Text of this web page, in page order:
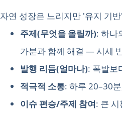
자연 성장은 느리지만 '유지 기
주제(무엇을 올릴까): 하나
가분과 함께 해결 — 시세
발행 리듬(얼마나): 폭발보
적극적 소통: 하루 20–30
이슈 편승/주제 참여: 큰